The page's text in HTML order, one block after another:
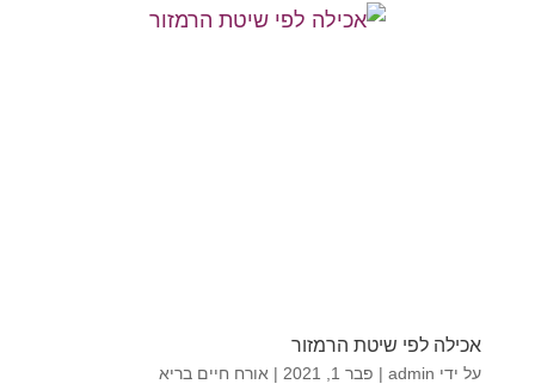
אכילה לפי שיטת הרמזור
על ידי admin
| פבר 1, 2021 | אורח חיים בריא